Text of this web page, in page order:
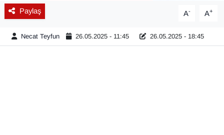
Paylaş A- A+
Necat Teyfun 26.05.2025 - 11:45 26.05.2025 - 18:45
Eleman
Emlak